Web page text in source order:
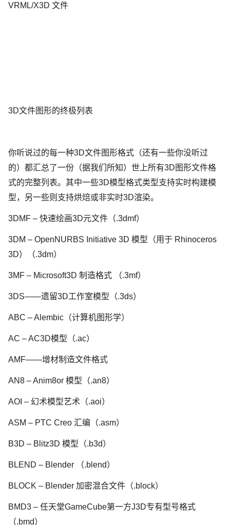
VRML/X3D 文件
3D文件图形的终极列表
你听说过的每一种3D文件图形格式（还有一些你没听过
的）都汇总了一份（据我们所知）世上所有3D图形文件格
式的完整列表。其中一些3D模型格式类型支持实时构建模
型，另一些则支持烘焙或非实时3D渲染。
3DMF – 快速绘画3D元文件（.3dmf）
3DM – OpenNURBS Initiative 3D 模型（用于 Rhinoceros
3D）（.3dm）
3MF – Microsoft3D 制造格式 （.3mf）
3DS——遗留3D工作室模型（.3ds）
ABC – Alembic（计算机图形学）
AC – AC3D模型（.ac）
AMF——增材制造文件格式
AN8 – Anim8or 模型（.an8）
AOI – 幻术模型艺术（.aoi）
ASM – PTC Creo 汇编（.asm）
B3D – Blitz3D 模型（.b3d）
BLEND – Blender （.blend）
BLOCK – Blender 加密混合文件（.block）
BMD3 – 任天堂GameCube第一方J3D专有型号格式
（.bmd）